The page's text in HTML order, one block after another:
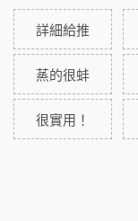
詳細給推
蒸的很蚌
很實用！